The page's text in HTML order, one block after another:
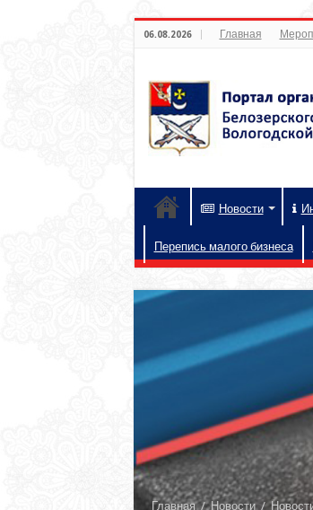
06.08.2026 Главная
Новости
Перепись малого бизнеса
Главная / Новости /